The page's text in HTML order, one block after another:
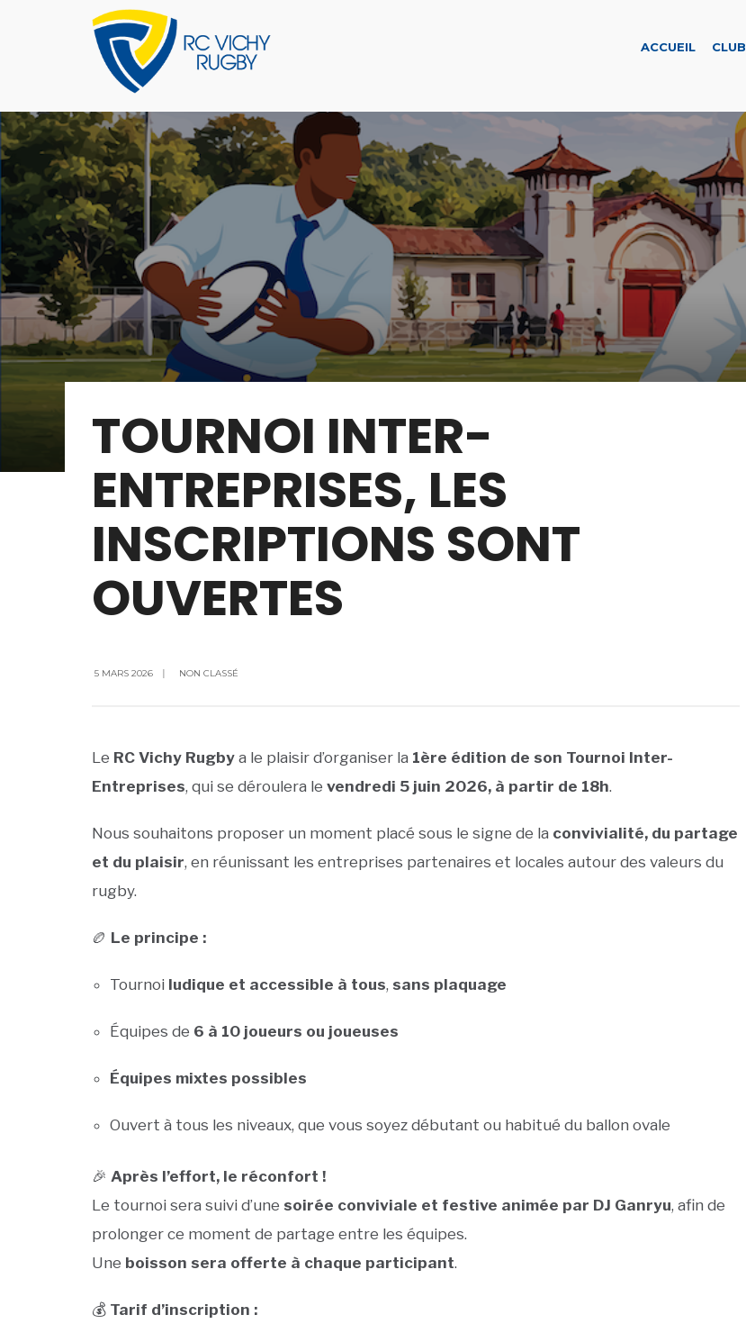
ACCUEIL CLUB
TOURNOI INTER-
ENTREPRISES, LES
INSCRIPTIONS SONT
OUVERTES
5 MARS 2026 NON CLASSÉ
Le RC Vichy Rugby a le plaisir d’organiser la 1ère édition de son Tournoi Inter-
Entreprises, qui se déroulera le vendredi 5 juin 2026, à partir de 18h.
Nous souhaitons proposer un moment placé sous le signe de la convivialité, du partage
et du plaisir, en réunissant les entreprises partenaires et locales autour des valeurs du
rugby.
🏉 Le principe :
Tournoi ludique et accessible à tous, sans plaquage
Équipes de 6 à 10 joueurs ou joueuses
Équipes mixtes possibles
Ouvert à tous les niveaux, que vous soyez débutant ou habitué du ballon ovale
🎉 Après l’effort, le réconfort !
Le tournoi sera suivi d’une soirée conviviale et festive animée par DJ Ganryu, afin de
prolonger ce moment de partage entre les équipes.
Une boisson sera offerte à chaque participant.
💰 Tarif d’inscription :